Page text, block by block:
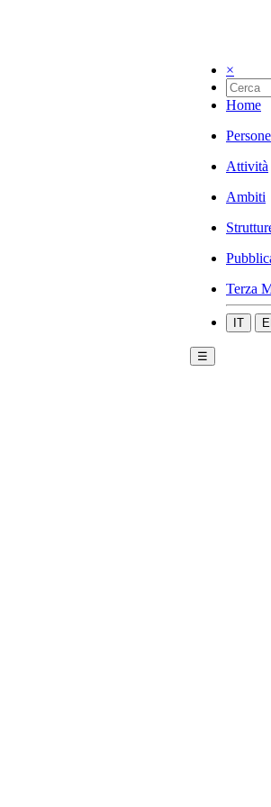
×
Home
Persone
Attività
Ambiti
Terza
IT
☰